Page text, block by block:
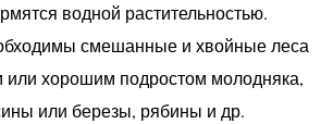
водной растительностью.
смешанные и хвойные леса
или хорошим подростом молодняка,
или березы, рябины и др.